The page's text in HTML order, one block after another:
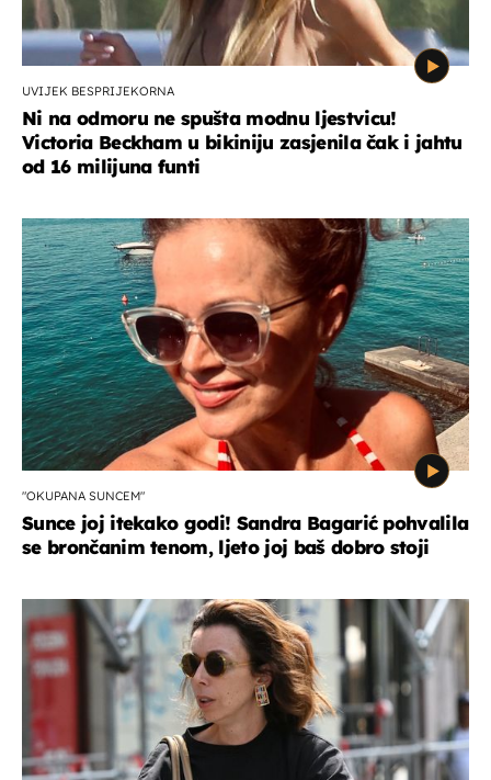
UVIJEK BESPRIJEKORNA
Ni na odmoru ne spušta modnu ljestvicu!
Victoria Beckham u bikiniju zasjenila čak i jahtu
od 16 milijuna funti
"OKUPANA SUNCEM"
Sunce joj itekako godi! Sandra Bagarić pohvalila
se brončanim tenom, ljeto joj baš dobro stoji